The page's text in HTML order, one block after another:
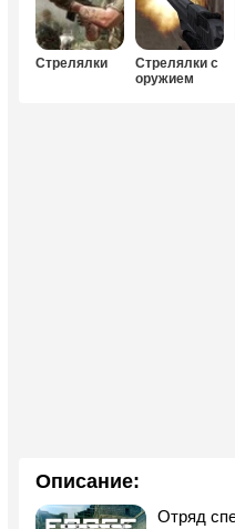
Стрелялки
Стрелялки с
оружием
Описание:
Отряд